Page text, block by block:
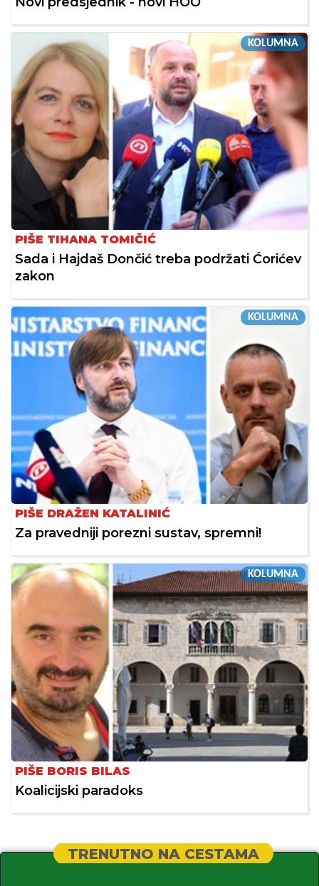
KOLUMNA
PIŠE TIHANA TOMIČIĆ
Sada i Hajdaš Dončić treba podržati Ćorićev
zakon
KOLUMNA
PIŠE DRAŽEN KATALINIĆ
Za pravedniji porezni sustav, spremni!
KOLUMNA
PIŠE BORIS BILAS
Koalicijski paradoks
TRENUTNO NA CESTAMA